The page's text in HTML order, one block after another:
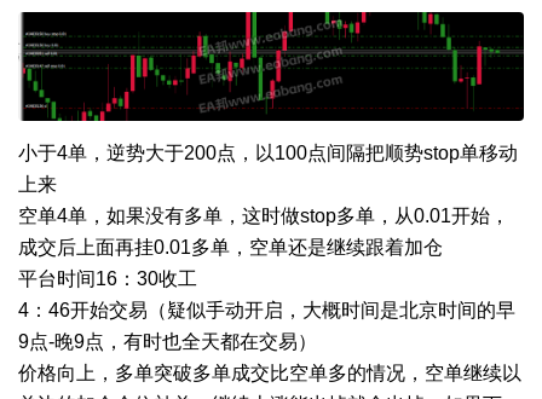
小于4单，逆势大于200点，以100点间隔把顺势stop单移动
上来
空单4单，如果没有多单，这时做stop多单，从0.01开始，
成交后上面再挂0.01多单，空单还是继续跟着加仓
平台时间16：30收工
4：46开始交易（疑似手动开启，大概时间是北京时间的早
9点-晚9点，有时也全天都在交易）
价格向上，多单突破多单成交比空单多的情况，空单继续以